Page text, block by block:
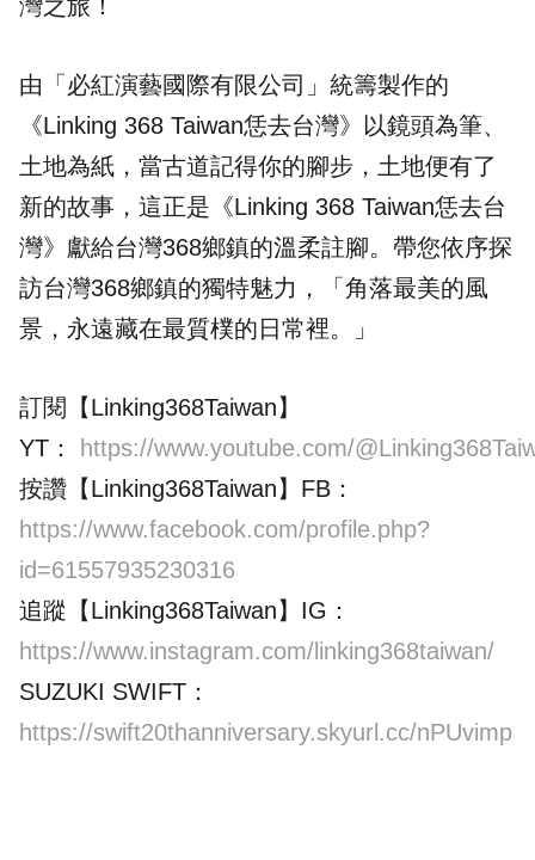
灣之旅！
由「必紅演藝國際有限公司」統籌製作的
《Linking 368 Taiwan恁去台灣》以鏡頭為筆、
土地為紙，當古道記得你的腳步，土地便有了
新的故事，這正是《Linking 368 Taiwan恁去台
灣》獻給台灣368鄉鎮的溫柔註腳。帶您依序探
訪台灣368鄉鎮的獨特魅力，「角落最美的風
景，永遠藏在最質樸的日常裡。」
訂閱【Linking368Taiwan】
YT：
https://www.youtube.com/
按讚【Linking368Taiwan】FB：
https://www.facebook.com/profile.php?
id=61557935230316
追蹤【Linking368Taiwan】IG：
https://www.instagram.com/linking368taiwan/
SUZUKI SWIFT：
https://swift20thanniversary.skyurl.cc/nPUvimp